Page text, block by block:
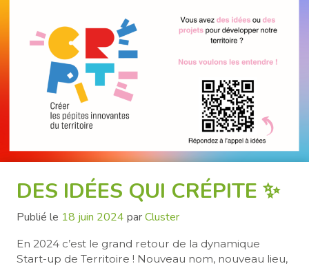
DES IDÉES QUI CRÉPITE ✨
Publié le 18 juin 2024 parCluster
En 2024 c’est le grand retour de la dynamique
Start-up de Territoire ! Nouveau nom, nouveau lieu,